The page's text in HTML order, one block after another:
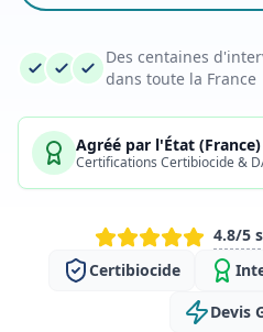
Des centaines
dans toute la France
Agréé par l'État (France)
Certifications Certibiocide &
4.8/5
Certibiocide
Devis